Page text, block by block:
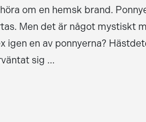
om en hemsk brand.
Men det är något mystiskt
igen en av ponnyerna?
sig …